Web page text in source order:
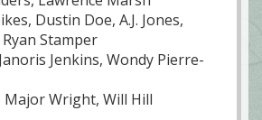
Dustin Doe, A.J. Jones,
Stamper
Jenkins, Wondy Pierre-
Major Wright, Will Hill